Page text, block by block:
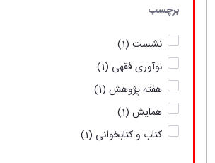
برچسب
نشست (1)
نوآوری فقهی (1)
هفته پژوهش (1)
همایش (1)
کتاب و کتابخوانی (1)